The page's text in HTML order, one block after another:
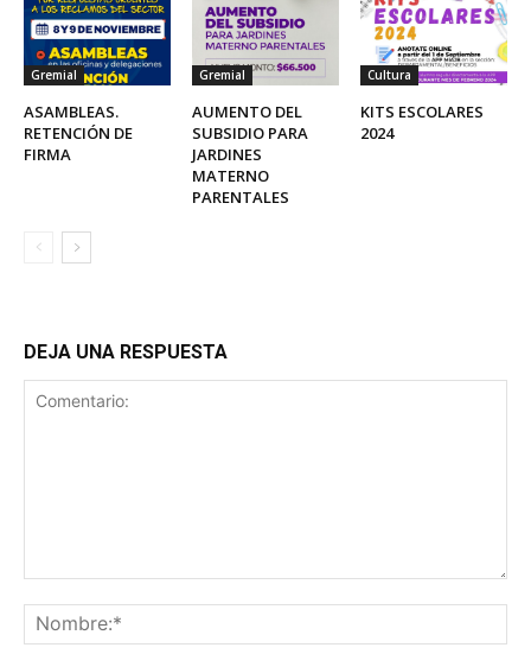
Gremial
ASAMBLEAS.
RETENCIÓN DE
FIRMA
Gremial
AUMENTO DEL
SUBSIDIO PARA
JARDINES
MATERNO
PARENTALES
Cultura
KITS ESCOLARES
2024
DEJA UNA RESPUESTA